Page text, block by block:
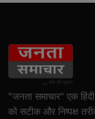
"जनता समाचार" एक
को सटीक और निष्पक्ष